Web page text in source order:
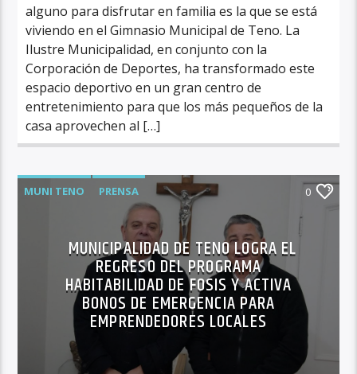
alguno para disfrutar en familia es la que se está
viviendo en el Gimnasio Municipal de Teno. La
Ilustre Municipalidad, en conjunto con la
Corporación de Deportes, ha transformado este
espacio deportivo en un gran centro de
entretenimiento para que los más pequeños de la
casa aprovechen al […]
MUNI TENO PRENSA 0
MUNICIPALIDAD DE TENO LOGRA EL
REGRESO DEL PROGRAMA
HABITABILIDAD DE FOSIS Y ACTIVA
BONOS DE EMERGENCIA PARA
EMPRENDEDORES LOCALES